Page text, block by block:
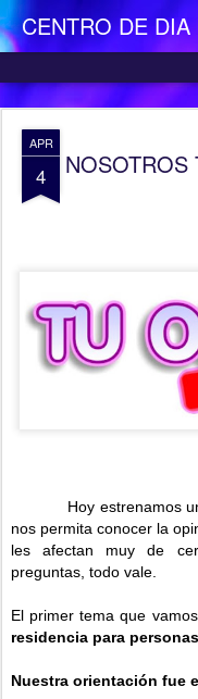
APR
4 NOSOTROS
Hoy estrenamos una
nos permita conocer la
les afectan muy de
preguntas, todo vale.
El primer tema que
residencia para
Nuestra orientación fue